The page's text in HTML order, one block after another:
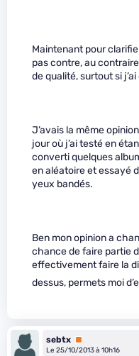
Maintenant pour
pas contre, au
de qualité, surtout si
J’avais la même
jour où j’ai testé en
converti quelques
en aléatoire et essayé
yeux bandés.
Ben mon opinion a
chance de faire partie
effectivement faire la
dessus, permets moi
sebtx Premium
Le 25/10/2013 à 10h16